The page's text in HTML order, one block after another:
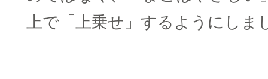
上で「上乗せ」するようにしま